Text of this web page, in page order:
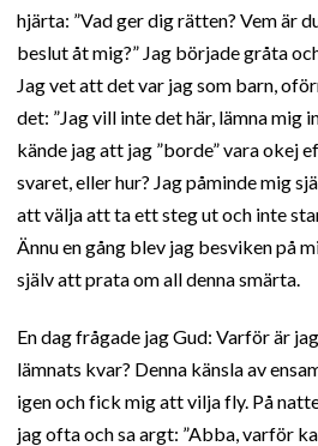
hjärta: ”Vad ger dig rätten? Vem är
beslut åt mig?” Jag började gråta
Jag vet att det var jag som barn,
det: ”Jag vill inte det här, lämna mig
kände jag att jag ”borde” vara okej
svaret, eller hur? Jag påminde mig
att välja att ta ett steg ut och inte
Ännu en gång blev jag besviken på
själv att prata om all denna smärta.
En dag frågade jag Gud: Varför är
lämnats kvar? Denna känsla av
igen och fick mig att vilja fly. På
jag ofta och sa argt: ”Abba, varför